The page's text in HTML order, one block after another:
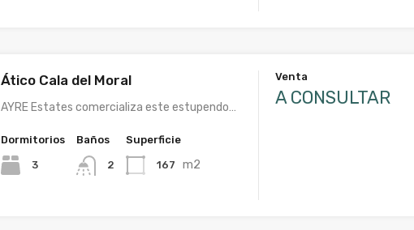
Ático Cala del Moral
AYRE Estates comercializa este estupendo…
Dormitorios
3
Baños
2
Superficie
167 m2
Venta
A CONSULTAR